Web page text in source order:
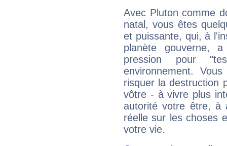
Avec Pluton comme
natal, vous êtes
et puissante, qui, à
planète gouverne,
pression pour
environnement.
risquer la destruction
vôtre - à vivre plus
autorité votre être, à
réelle sur les choses
votre vie.